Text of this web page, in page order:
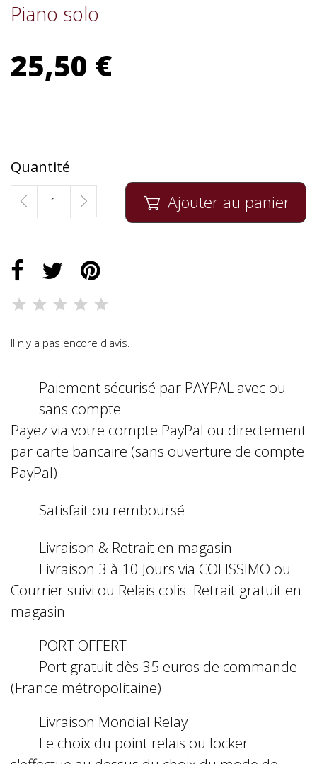
Piano solo
25,50 €
Quantité
 Ajouter au panier
Il n'y a pas encore d'avis.
Paiement sécurisé par PAYPAL avec ou
sans compte
Payez via votre compte PayPal ou directement
par carte bancaire (sans ouverture de compte
PayPal)
Satisfait ou remboursé
Livraison & Retrait en magasin
Livraison 3 à 10 Jours via COLISSIMO ou
Courrier suivi ou Relais colis. Retrait gratuit en
magasin
PORT OFFERT
Port gratuit dès 35 euros de commande
(France métropolitaine)
Livraison Mondial Relay
Le choix du point relais ou locker